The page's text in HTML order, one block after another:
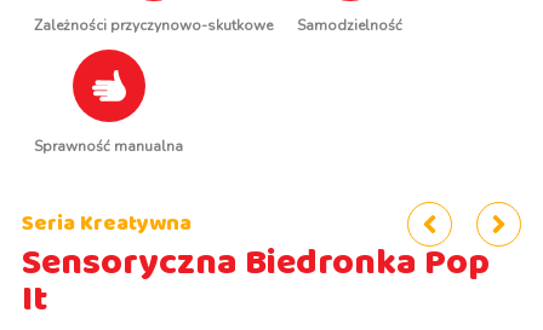
Zależności przyczynowo-skutkowe Samodzielność
Sprawność manualna
Seria Kreatywna
Sensoryczna Biedronka Pop
It